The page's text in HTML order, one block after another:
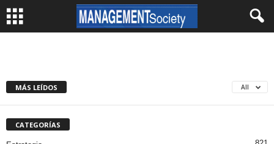
MÁS LEÍDOS All
CATEGORÍAS